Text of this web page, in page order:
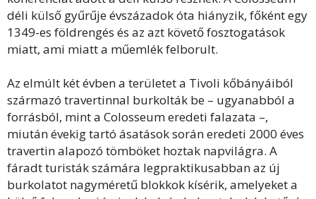
déli külső gyűrűje évszázadok óta hiányzik, főként egy
1349-es földrengés és az azt követő fosztogatások
miatt, ami miatt a műemlék felborult.
Az elmúlt két évben a területet a Tivoli kőbányáiból
származó travertinnal burkolták be – ugyanabból a
forrásból, mint a Colosseum eredeti falazata –,
miután évekig tartó ásatások során eredeti 2000 éves
travertin alapozó tömböket hoztak napvilágra. A
fáradt turisták számára legpraktikusabban az új
burkolatot nagyméretű blokkok kísérik, amelyeket a